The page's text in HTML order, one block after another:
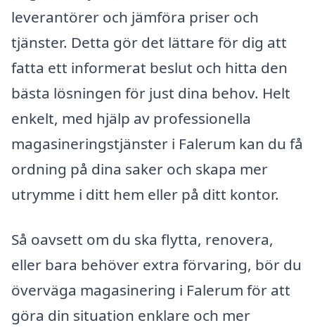
leverantörer och jämföra priser och
tjänster. Detta gör det lättare för dig att
fatta ett informerat beslut och hitta den
bästa lösningen för just dina behov. Helt
enkelt, med hjälp av professionella
magasineringstjänster i Falerum kan du få
ordning på dina saker och skapa mer
utrymme i ditt hem eller på ditt kontor.
Så oavsett om du ska flytta, renovera,
eller bara behöver extra förvaring, bör du
överväga magasinering i Falerum för att
göra din situation enklare och mer